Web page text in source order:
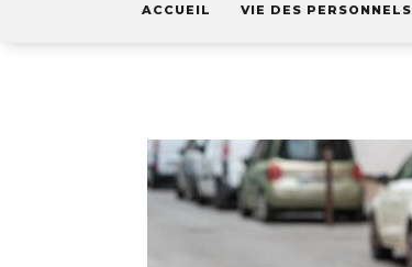
ACCUEIL VIE DES PERSONNELS